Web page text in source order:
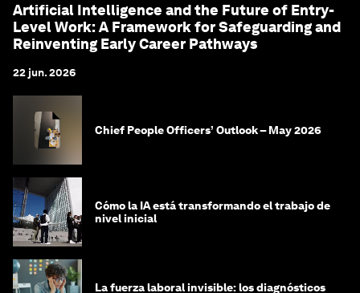
Artificial Intelligence and the Future of Entry-
Level Work: A Framework for Safeguarding and
Reinventing Early Career Pathways
22 jun. 2026
Chief People Officers’ Outlook – May 2026
Cómo la IA está transformando el trabajo de
nivel inicial
La fuerza laboral invisible: los diagnósticos